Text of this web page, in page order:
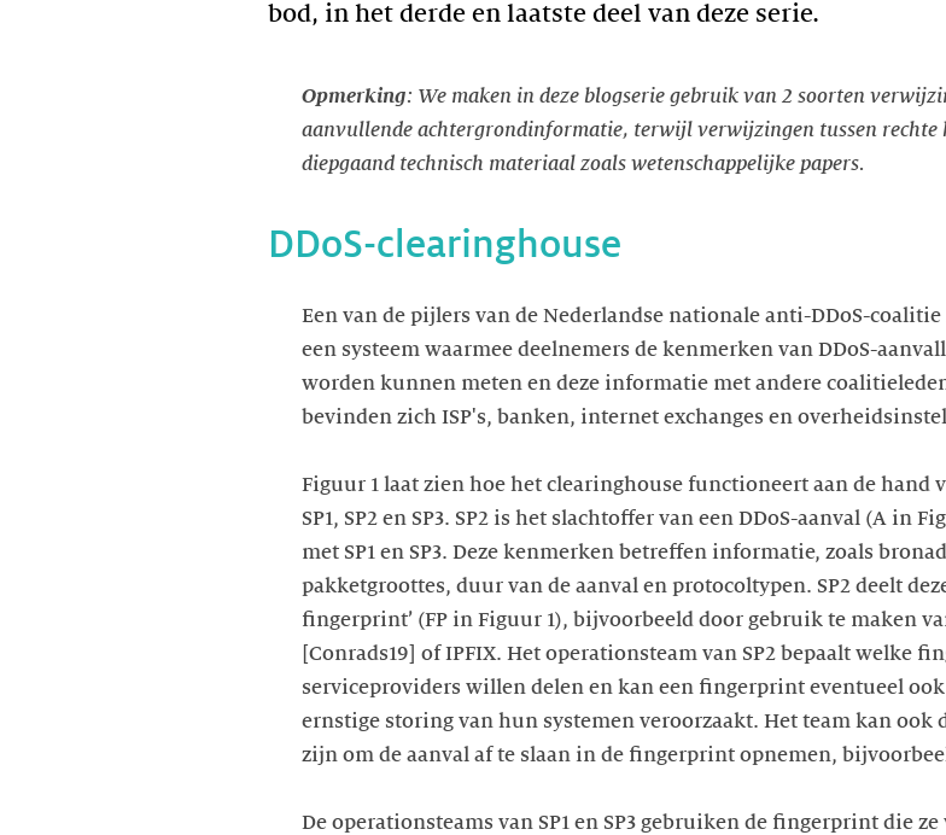
bod, in het derde en laatste deel van deze serie.
Opmerking: We maken in deze blogserie gebruik van 2 soorten
aanvullende achtergrondinformatie, terwijl verwijzingen tussen rechte
diepgaand technisch materiaal zoals wetenschappelijke papers.
DDoS-clearinghouse
Een van de pijlers van de Nederlandse nationale anti-DDoS-
een systeem waarmee deelnemers de kenmerken van DDoS-
worden kunnen meten en deze informatie met andere
bevinden zich ISP's, banken, internet exchanges en
Figuur 1 laat zien hoe het clearinghouse functioneert aan de hand
SP1, SP2 en SP3. SP2 is het slachtoffer van een DDoS-aanval (A in
met SP1 en SP3. Deze kenmerken betreffen informatie, zoals
pakketgroottes, duur van de aanval en protocoltypen. SP2 deelt
fingerprint’ (FP in Figuur 1), bijvoorbeeld door gebruik te maken
[Conrads19] of IPFIX. Het operationsteam van SP2 bepaalt welke
serviceproviders willen delen en kan een fingerprint eventueel
ernstige storing van hun systemen veroorzaakt. Het team kan ook
zijn om de aanval af te slaan in de fingerprint opnemen,
De operationsteams van SP1 en SP3 gebruiken de fingerprint die